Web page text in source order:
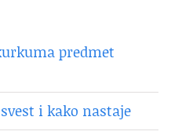
predmet
i kako nastaje